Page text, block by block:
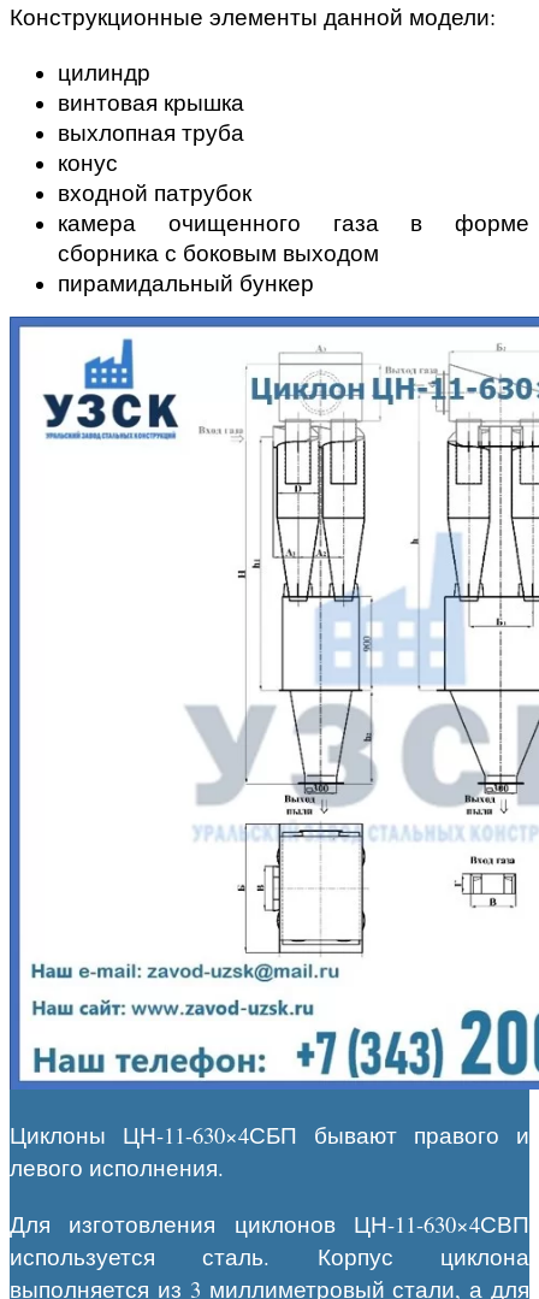
Конструкционные элементы данной модели:
цилиндр
винтовая крышка
выхлопная труба
конус
входной патрубок
камера очищенного газа в форме
сборника с боковым выходом
пирамидальный бункер
Циклоны ЦН-11-630×4СБП бывают правого и
левого исполнения.
Для изготовления циклонов ЦН-11-630×4СВП
используется сталь. Корпус циклона
выполняется из 3 миллиметровый стали, а для